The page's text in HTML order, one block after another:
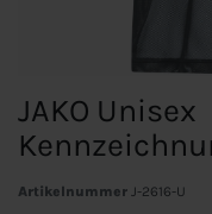
JAKO Unisex
Artikelnummer J-2616-U